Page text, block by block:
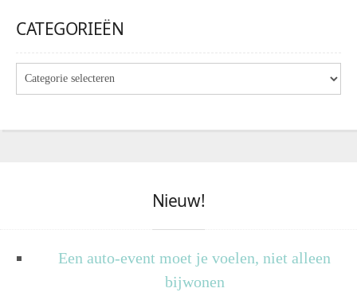
CATEGORIEËN
Nieuw!
Een auto-event moet je voelen, niet alleen
bijwonen